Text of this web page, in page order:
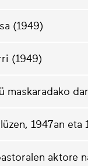
(1949)
(1949)
1947an eta
aktore